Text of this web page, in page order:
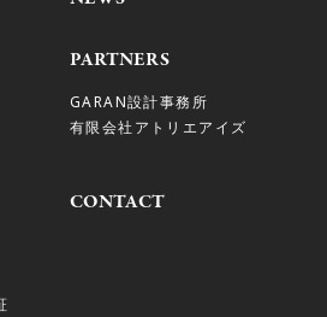
PARTNERS
GARAN設計事務所
有限会社アトリエアイズ
CONTACT